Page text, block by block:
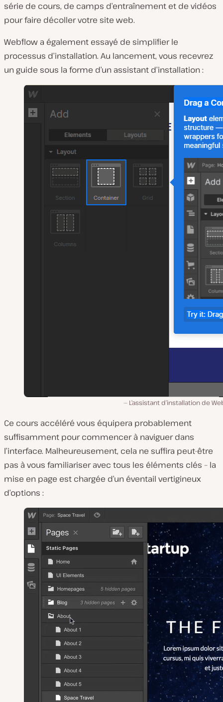
série de cours, de camps d’entraînement et de vidéos
pour faire décoller votre site web.
Webflow a également essayé de simplifier le
processus d’installation. Au lancement, vous recevrez
un guide sous la forme d’un assistant d’installation :
L’assistant d’installation de
Ce cours accéléré vous équipera probablement
suffisamment pour commencer à naviguer dans
l’interface. Malheureusement, cela ne suffira peut-être
pas à vous familiariser avec tous les éléments clés – la
mise en page est chargée d’un éventail vertigineux
d’options :